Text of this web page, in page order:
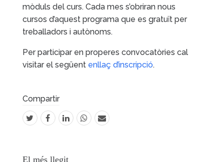
mòduls del curs. Cada mes s’obriran nous
cursos d’aquest programa que es gratuït per
treballadors i autònoms.
Per participar en properes convocatòries cal
visitar el següent enllaç d’inscripció.
Compartir
El més llegit